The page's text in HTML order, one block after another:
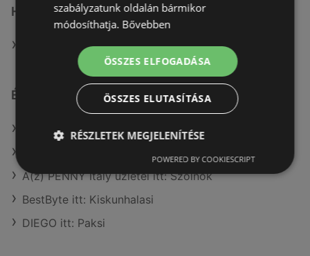
Hasonló kiskereskedők
A(z) KiK TEXTIL ÉS NON-FOOD KFT. (HU) ajánlatai
Érdeklődésre számot tartó elemek itt:
TEDi Distribution SAS itt: Hajdúhadházi
A(z) PENNY Italy üzletei itt: Szolnok
BestByte itt: Kiskunhalasi
DIEGO itt: Paksi
szabályzatunk oldalán bármikor
módosíthatja. Bővebben
ÖSSZES ELFOGADÁSA
ÖSSZES ELUTASÍTÁSA
RÉSZLETEK MEGJELENÍTÉSE
POWERED BY COOKIESCRIPT